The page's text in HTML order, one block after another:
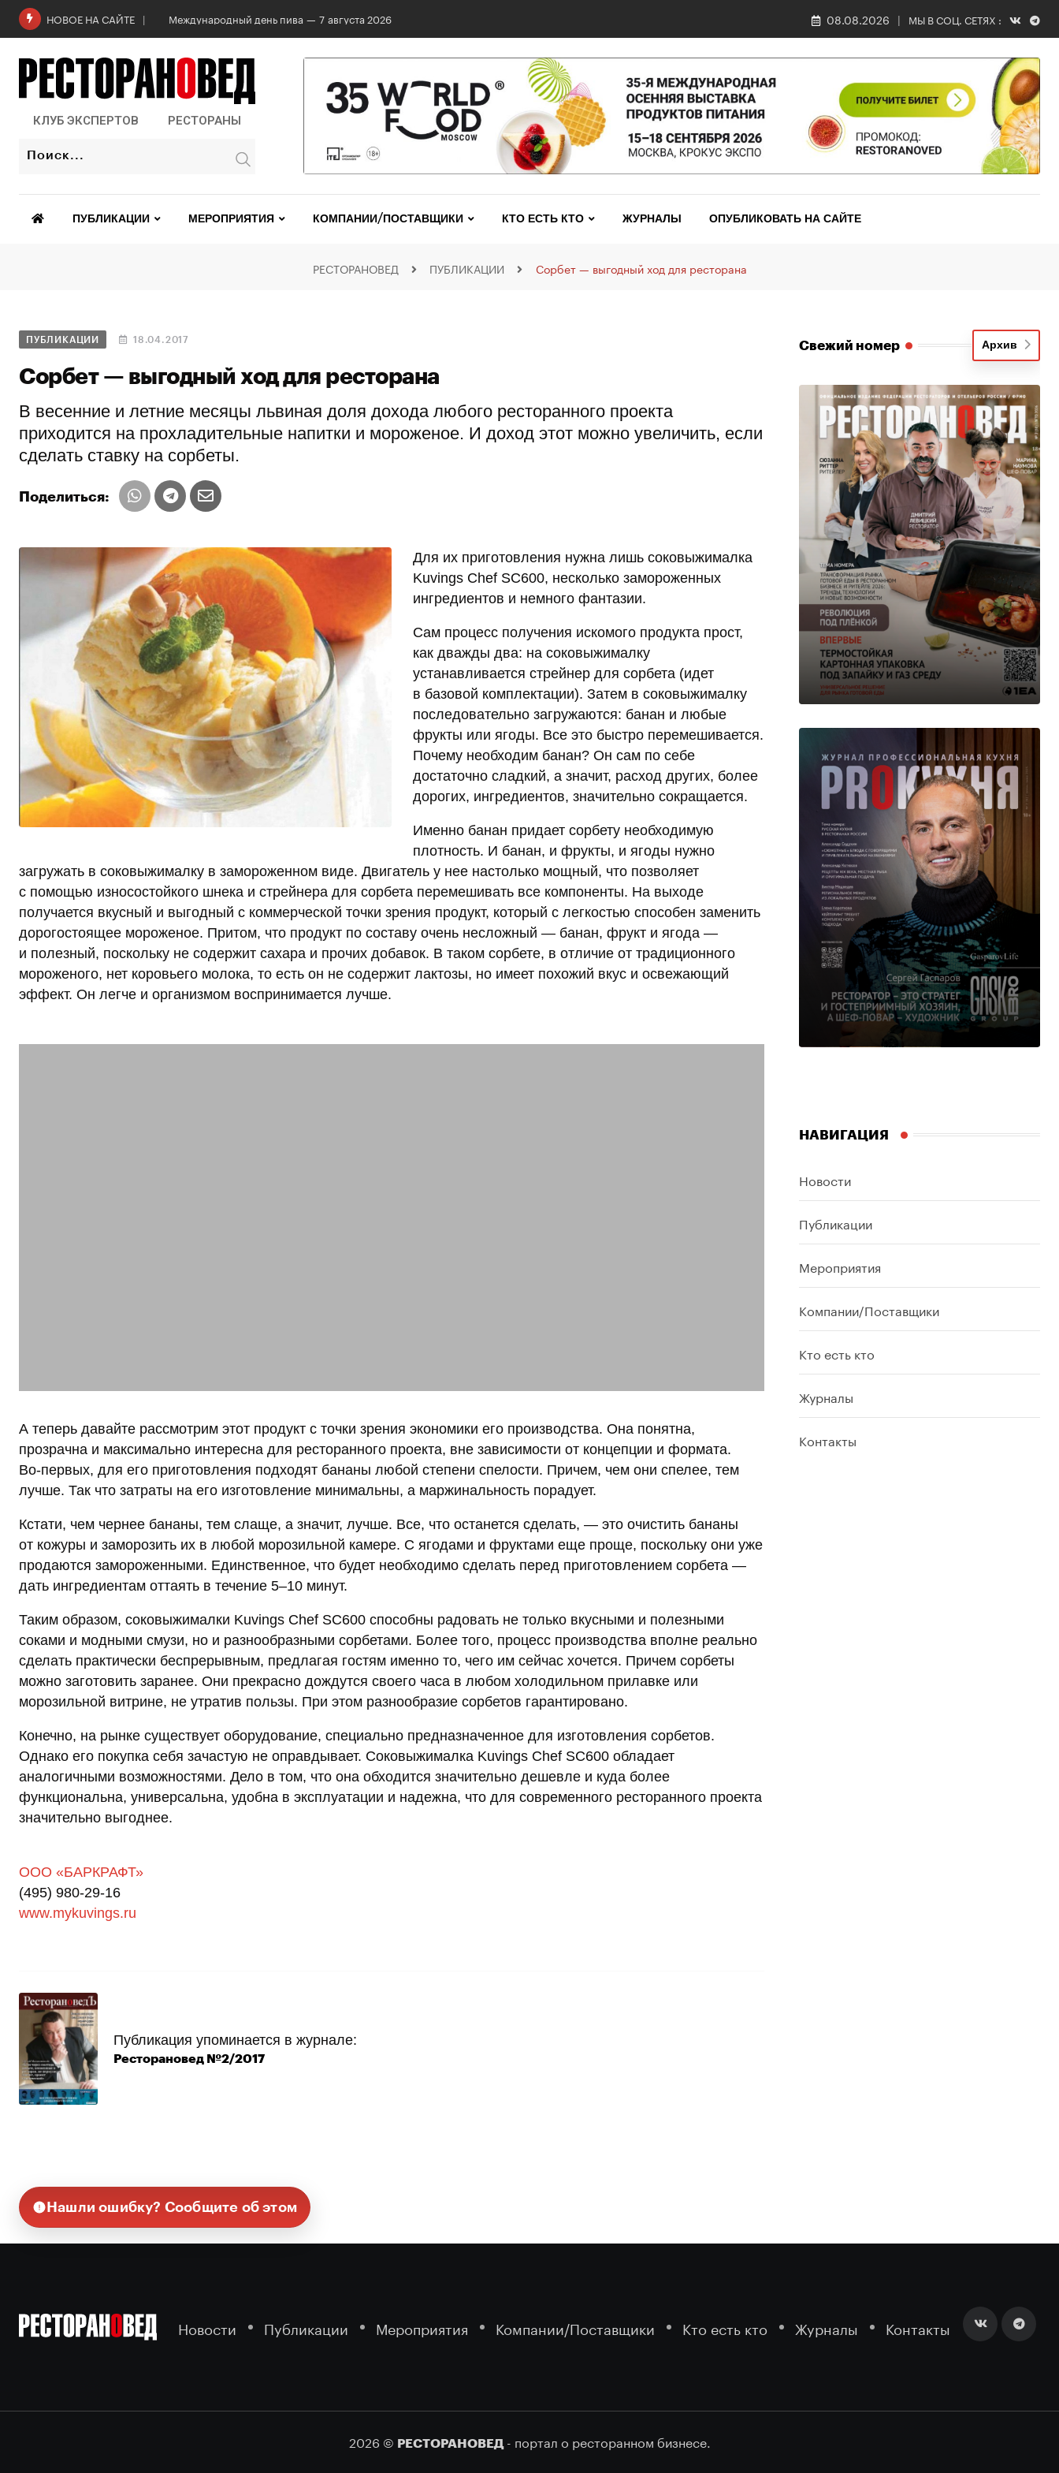
НОВОЕ НА САЙТЕ Роскачество проверило бургеры в 20 сетях: выявлены нарушения и названы лидеры исследования 08.08.2026 МЫ В СОЦ. СЕТЯХ :
КЛУБ ЭКСПЕРТОВ РЕСТОРАНЫ
ПУБЛИКАЦИИ МЕРОПРИЯТИЯ КОМПАНИИ/ПОСТАВЩИКИ КТО ЕСТЬ КТО ЖУРНАЛЫ ОПУБЛИКОВАТЬ НА САЙТЕ
РЕСТОРАНОВЕД ПУБЛИКАЦИИ Сорбет — выгодный ход для ресторана
ПУБЛИКАЦИИ 18.04.2017
Сорбет — выгодный ход для ресторана
В весенние и летние месяцы львиная доля дохода любого ресторанного проекта
приходится на прохладительные напитки и мороженое. И доход этот можно увеличить, если
сделать ставку на сорбеты.
Поделиться:
Для их приготовления нужна лишь соковыжималка
Kuvings Chef SC600, несколько замороженных
ингредиентов и немного фантазии.
Сам процесс получения искомого продукта прост,
как дважды два: на соковыжималку
устанавливается стрейнер для сорбета (идет
в базовой комплектации). Затем в соковыжималку
последовательно загружаются: банан и любые
фрукты или ягоды. Все это быстро перемешивается.
Почему необходим банан? Он сам по себе
достаточно сладкий, а значит, расход других, более
дорогих, ингредиентов, значительно сокращается.
Именно банан придает сорбету необходимую
плотность. И банан, и фрукты, и ягоды нужно
загружать в соковыжималку в замороженном виде. Двигатель у нее настолько мощный, что позволяет
с помощью износостойкого шнека и стрейнера для сорбета перемешивать все компоненты. На выходе
получается вкусный и выгодный с коммерческой точки зрения продукт, который с легкостью способен заменить
дорогостоящее мороженое. Притом, что продукт по составу очень несложный — банан, фрукт и ягода —
и полезный, поскольку не содержит сахара и прочих добавок. В таком сорбете, в отличие от традиционного
мороженого, нет коровьего молока, то есть он не содержит лактозы, но имеет похожий вкус и освежающий
эффект. Он легче и организмом воспринимается лучше.
А теперь давайте рассмотрим этот продукт с точки зрения экономики его производства. Она понятна,
прозрачна и максимально интересна для ресторанного проекта, вне зависимости от концепции и формата.
Во‑первых, для его приготовления подходят бананы любой степени спелости. Причем, чем они спелее, тем
лучше. Так что затраты на его изготовление минимальны, а маржинальность порадует.
Кстати, чем чернее бананы, тем слаще, а значит, лучше. Все, что останется сделать, — это очистить бананы
от кожуры и заморозить их в любой морозильной камере. С ягодами и фруктами еще проще, поскольку они уже
продаются замороженными. Единственное, что будет необходимо сделать перед приготовлением сорбета —
дать ингредиентам оттаять в течение 5–10 минут.
Таким образом, соковыжималки Kuvings Chef SC600 способны радовать не только вкусными и полезными
соками и модными смузи, но и разнообразными сорбетами. Более того, процесс производства вполне реально
сделать практически беспрерывным, предлагая гостям именно то, чего им сейчас хочется. Причем сорбеты
можно заготовить заранее. Они прекрасно дождутся своего часа в любом холодильном прилавке или
морозильной витрине, не утратив пользы. При этом разнообразие сорбетов гарантировано.
Конечно, на рынке существует оборудование, специально предназначенное для изготовления сорбетов.
Однако его покупка себя зачастую не оправдывает. Соковыжималка Kuvings Chef SC600 обладает
аналогичными возможностями. Дело в том, что она обходится значительно дешевле и куда более
функциональна, универсальна, удобна в эксплуатации и надежна, что для современного ресторанного проекта
значительно выгоднее.
ООО «БАРКРАФТ»
(495) 980-29-16
www.mykuvings.ru
Публикация упоминается в журнале:
Ресторановед №2/2017
Нашли ошибку? Сообщите об этом
Свежий номер Архив
НАВИГАЦИЯ
Новости
Публикации
Мероприятия
Компании/Поставщики
Кто есть кто
Журналы
Контакты
Новости Публикации Мероприятия Компании/Поставщики Кто есть кто Журналы Контакты
2026 © РЕСТОРАНОВЕД - портал о ресторанном бизнесе.